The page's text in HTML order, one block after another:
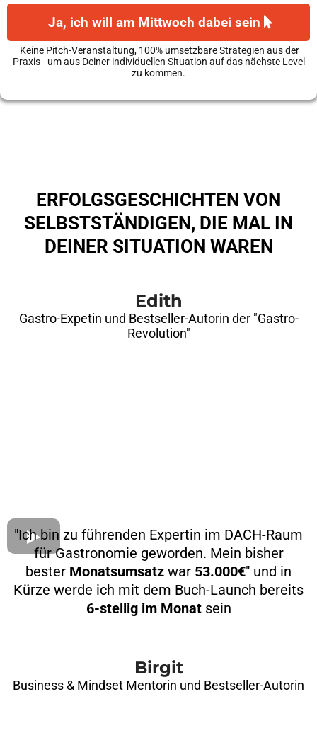
Ja, ich will am Mittwoch dabei sein
Keine Pitch-Veranstaltung, 100% umsetzbare Strategien aus der
Praxis - um aus Deiner individuellen Situation auf das nächste Level
zu kommen.
ERFOLGSGESCHICHTEN VON
SELBSTSTÄNDIGEN, DIE MAL IN
DEINER SITUATION WAREN
Edith
Gastro-Expetin und Bestseller-Autorin der "Gastro-
Revolution"
"Ich bin zu führenden Expertin im DACH-Raum
für Gastronomie geworden. Mein bisher
bester Monatsumsatz war 53.000€" und in
Kürze werde ich mit dem Buch-Launch bereits
6-stellig im Monatsein
Birgit
Business & Mindset Mentorin und Bestseller-Autorin